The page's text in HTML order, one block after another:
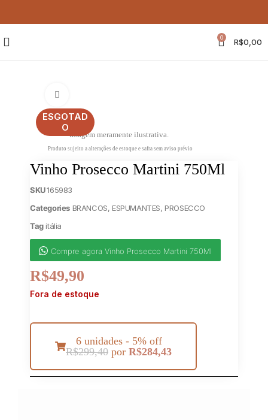
0 R$0,00
ESGOTAD
O
Imagem meramente ilustrativa.
Produto sujeito a alterações de estoque e safra sem aviso prévio
Vinho Prosecco Martini 750Ml
SKU165983
Categories BRANCOS, ESPUMANTES, PROSECCO
Tag itália
Compre agora Vinho Prosecco Martini 750Ml
R$49,90
Fora de estoque
6 unidades - 5% off
R$299,40 por R$284,43